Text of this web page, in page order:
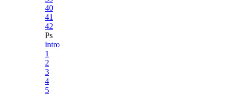
40
41
42
Ps
intro
1
2
3
4
5